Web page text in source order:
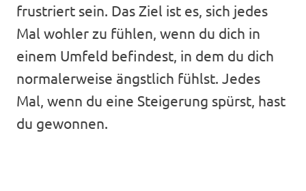
frustriert sein. Das Ziel ist es, sich jedes
Mal wohler zu fühlen, wenn du dich in
einem Umfeld befindest, in dem du dich
normalerweise ängstlich fühlst. Jedes
Mal, wenn du eine Steigerung spürst, hast
du gewonnen.